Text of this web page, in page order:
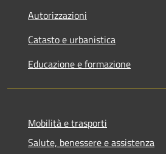
Autorizzazioni
Catasto e urbanistica
Educazione e formazione
Mobilità e trasporti
Salute, benessere e assistenza